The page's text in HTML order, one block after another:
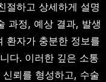
절하고 상세하게 설명
과정, 예상 결과, 발생
환자가 충분한 정보를
다. 이러한 깊은 소통
뢰를 형성하고, 수술